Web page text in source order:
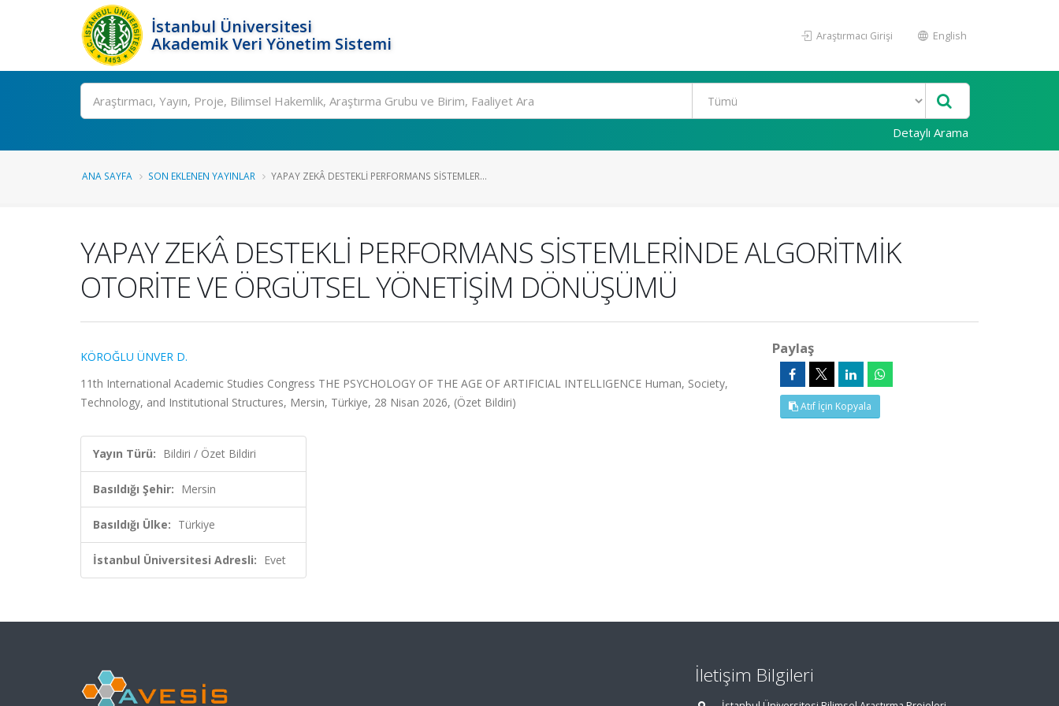
İstanbul Üniversitesi
Akademik Veri Yönetim Sistemi
Araştırmacı Girişi English
Ara
Detaylı Arama
ANA SAYFA SON EKLENEN YAYINLAR YAPAY ZEKÂ DESTEKLİ PERFORMANS SİSTEMLER...
YAPAY ZEKÂ DESTEKLİ PERFORMANS SİSTEMLERİNDE ALGORİTMİK
OTORİTE VE ÖRGÜTSEL YÖNETİŞİM DÖNÜŞÜMÜ
KÖROĞLU ÜNVER D.
11th International Academic Studies Congress THE PSYCHOLOGY OF THE AGE OF ARTIFICIAL INTELLIGENCE Human, Society,
Technology, and Institutional Structures, Mersin, Türkiye, 28 Nisan 2026, (Özet Bildiri)
Yayın Türü: Bildiri / Özet Bildiri
Basıldığı Şehir: Mersin
Basıldığı Ülke: Türkiye
İstanbul Üniversitesi Adresli: Evet
Paylaş
Atıf İçin Kopyala
İletişim Bilgileri